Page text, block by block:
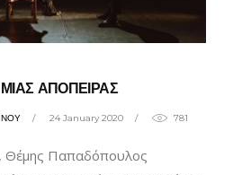
ΑΠΟΠΕΙΡΑΣ
24 January 2020 781
Θέμης Παπαδόπουλος